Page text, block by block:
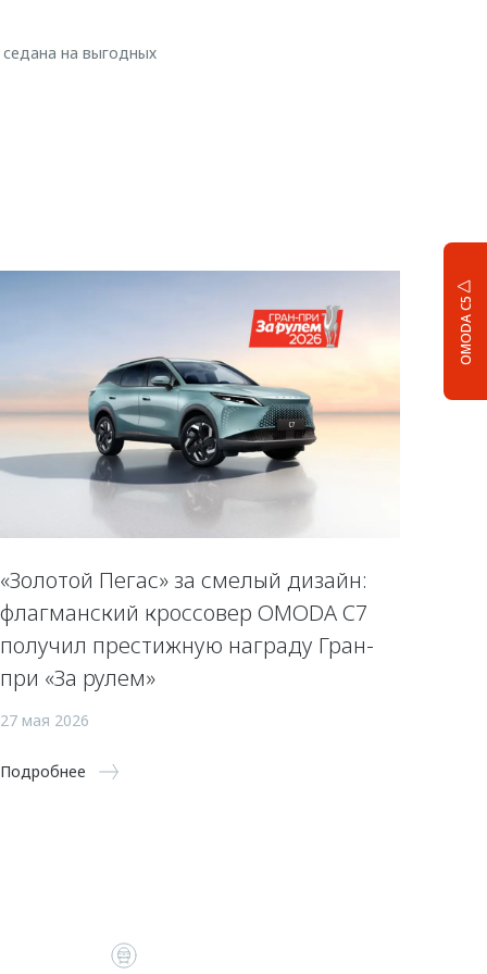
OMODA C5
на выгодных
«Золотой Пегас» за смелый дизайн:
флагманский кроссовер OMODA C7
получил престижную награду Гран-
при «За рулем»
27 мая 2026
Подробнее